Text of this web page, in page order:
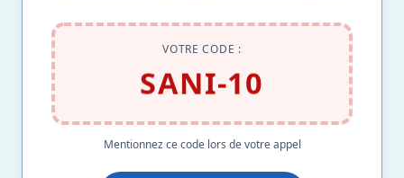
VOTRE CODE :
SANI-10
Mentionnez ce code lors de votre appel